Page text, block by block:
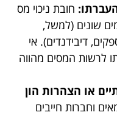
חובת ניכוי מס
שונים (למשל,
דיבידנדים). אי
לרשות המסים מהווה
או הצהרות הון
וחברות חייבים